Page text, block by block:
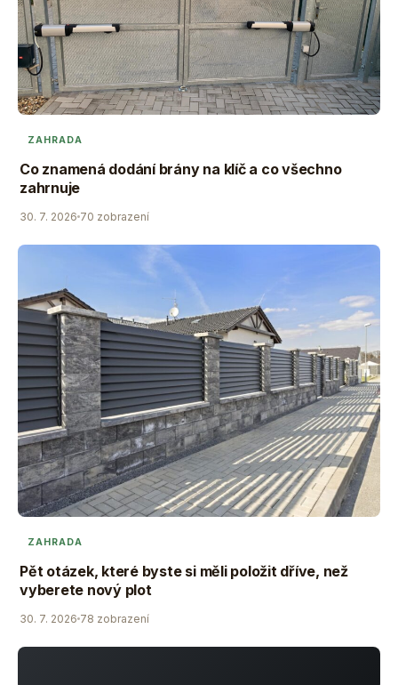
ZAHRADA
Co znamená dodání brány na klíč a co všechno
zahrnuje
30. 7. 2026 70 zobrazení
ZAHRADA
Pět otázek, které byste si měli položit dříve, než
vyberete nový plot
30. 7. 2026 78 zobrazení